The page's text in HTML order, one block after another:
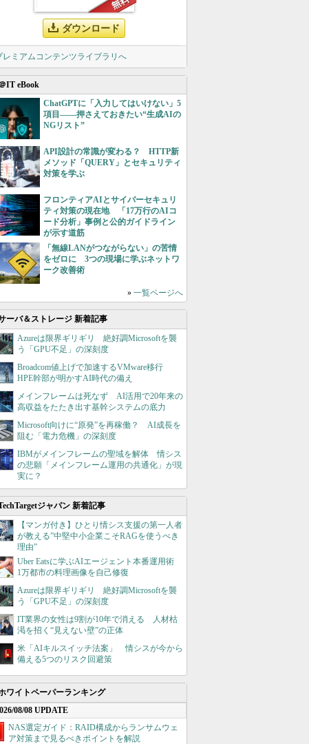
ダウンロード
レミアムコンテンツライブラリへ
IT eBook
ChatGPTに「入力してはいけない」5
項目――押さえておきたい“生成AIの
NGリスト”
API設計の常識が変わる？ HTTP新
メソッド「QUERY」とセキュリティ
対策を学ぶ
フロンティアAIとサイバーセキュリ
ティ対策の現在地 「17万行のAIコ
ード分析」事例と公的ガイドライン
が示す道筋
「無線LANがつながらない」の苦情
をゼロに 3つの現場に学ぶネットワ
ーク改善術
» 一覧ページへ
ーバ＆ストレージ 新着記事
Azureは限界ギリギリ 絶好調Microsoftを襲
う「GPU不足」の深刻度
Broadcom値上げで加速するVMware移行
HPE幹部が明かすAI時代の備え
メインフレームは死なず AI活用で20年来の
高収益をたたき出す基幹システムの底力
Microsoft向けに“原発”を再稼働？ AI成長を
阻む「電力危機」の深刻度
IBMがメインフレームの聖域を解体 情シス
の悲願「メインフレーム運用の共通化」が現
実に？
ジャパン 新着記事
【マンガ付き】ひとり情シス支援の第一人者
が教える”中堅中小企業こそRAGを使うべき
理由”
Uber Eatsに学ぶAIエージェント本番運用術
1万都市の料理画像を自己修復
Azureは限界ギリギリ 絶好調Microsoftを襲
う「GPU不足」の深刻度
IT業界の女性は9割が10年で消える 人材枯
渇を招く“見えない壁”の正体
米「AIキルスイッチ法案」 情シスが今から
備える5つのリスク回避策
ワイトペーパーランキング
08/08 UPDATE
NAS選定ガイド：RAID構成からランサムウェ
ア対策まで見るべきポイントを解説